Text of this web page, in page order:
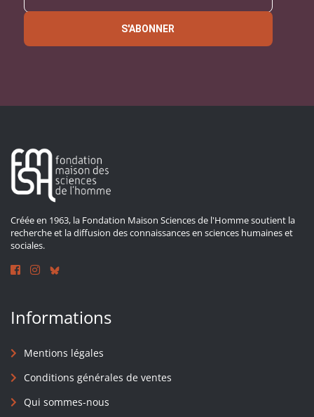
S'ABONNER
Créée en 1963, la Fondation Maison Sciences de l'Homme soutient la
recherche et la diffusion des connaissances en sciences humaines et
sociales.
Informations
Mentions légales
Conditions générales de ventes
Qui sommes-nous